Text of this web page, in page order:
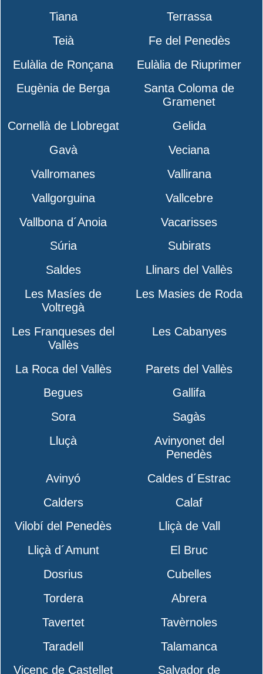
Tiana
Terrassa
Teià
Fe del Penedès
Eulàlia de Ronçana
Eulàlia de Riuprimer
Eugènia de Berga
Santa Coloma de
Gramenet
Cornellà de Llobregat
Gelida
Gavà
Veciana
Vallromanes
Vallirana
Vallgorguina
Vallcebre
Vallbona d´Anoia
Vacarisses
Súria
Subirats
Saldes
Llinars del Vallès
Les Masíes de
Voltregà
Les Masies de Roda
Les Franqueses del
Vallès
Les Cabanyes
La Roca del Vallès
Parets del Vallès
Begues
Gallifa
Sora
Sagàs
Lluçà
Avinyonet del
Penedès
Avinyó
Caldes d´Estrac
Calders
Calaf
Vilobí del Penedès
Lliçà de Vall
Lliçà d´Amunt
El Bruc
Dosrius
Cubelles
Tordera
Abrera
Tavertet
Tavèrnoles
Taradell
Talamanca
Vicenç de Castellet
Salvador de